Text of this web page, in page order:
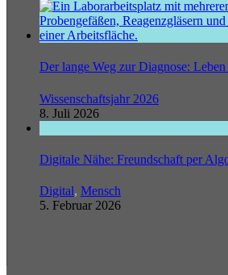
Der lange Weg zur Diagnose:
Wissenschaftsjahr 2026
8. Juli 2026
Digitale Nähe: Freundschaft per
Digital, Mensch
5. Februar 2026